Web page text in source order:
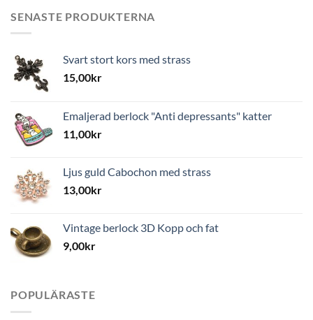
SENASTE PRODUKTERNA
Svart stort kors med strass
15,00kr
Emaljerad berlock "Anti depressants" katter
11,00kr
Ljus guld Cabochon med strass
13,00kr
Vintage berlock 3D Kopp och fat
9,00kr
POPULÄRASTE